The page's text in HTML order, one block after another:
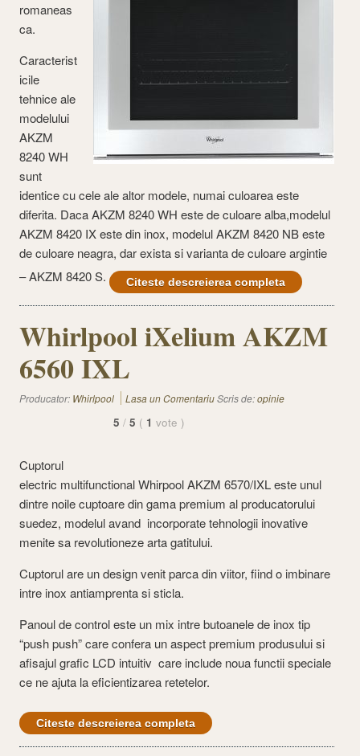
romaneas
ca.
Caracterist
icile
tehnice ale
modelului
AKZM
8240 WH
sunt
identice cu cele ale altor modele, numai culoarea este
diferita. Daca AKZM 8240 WH este de culoare alba,modelul
AKZM 8420 IX este din inox, modelul AKZM 8420 NB este
de culoare neagra, dar exista si varianta de culoare argintie
– AKZM 8420 S.
Citeste descreierea completa
Whirlpool iXelium AKZM
6560 IXL
Producator: Whirlpool Lasa un ComentariuScris de:opinie
5 / 5 ( 1 vote )
Cuptorul
electric multifunctional Whirpool AKZM 6570/IXL este unul
dintre noile cuptoare din gama premium al producatorului
suedez, modelul avand incorporate tehnologii inovative
menite sa revolutioneze arta gatitului.
Cuptorul are un design venit parca din viitor, fiind o imbinare
intre inox antiamprenta si sticla.
Panoul de control este un mix intre butoanele de inox tip
“push push” care confera un aspect premium produsului si
afisajul grafic LCD intuitiv care include noua functii speciale
ce ne ajuta la eficientizarea retetelor.
Citeste descreierea completa